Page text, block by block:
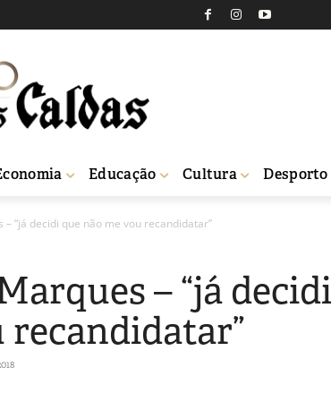
Educação Cultura Desporto
“já decidi que não me vou recandidatar”
– “já
recandidatar”